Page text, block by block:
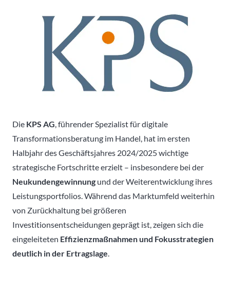
Die KPS AG , führender Spezialist für digitale
Transformationsberatung im Handel, hat im ersten
Halbjahr des Geschäftsjahres 2024/2025 wichtige
strategische Fortschritte erzielt – insbesondere bei der
Neukundengewinnung und der Weiterentwicklung ihres
Leistungsportfolios. Während das Marktumfeld weiterhin
von Zurückhaltung bei größeren
Investitionsentscheidungen geprägt ist, zeigen sich die
eingeleiteten Effizienzmaßnahmen und Fokusstrategien
deutlich in der Ertragslage